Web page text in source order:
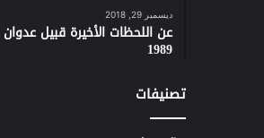
ديسمبر 29, 2018
عن اللحظات الأخيرة قبيل عدوان
1989
تصنيفات